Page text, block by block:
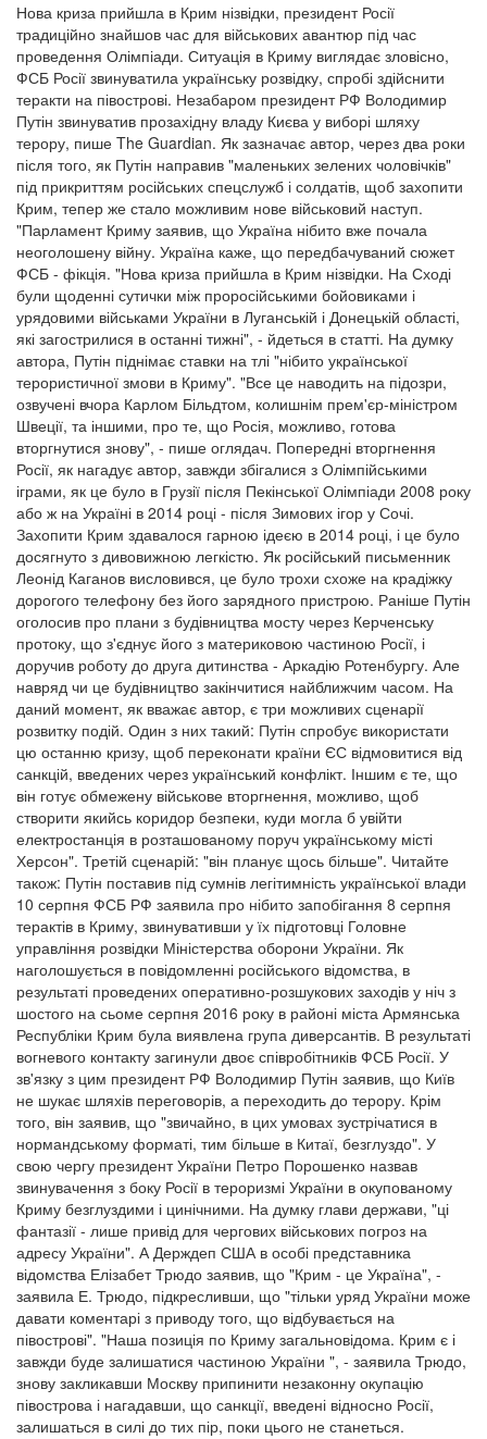
Нова криза прийшла в Крим нізвідки, президент Росії
традиційно знайшов час для військових авантюр під час
проведення Олімпіади. Ситуація в Криму виглядає зловісно,
ФСБ Росії звинуватила українську розвідку, спробі здійснити
теракти на півострові. Незабаром президент РФ Володимир
Путін звинуватив прозахідну владу Києва у виборі шляху
терору, пише The Guardian. Як зазначає автор, через два роки
після того, як Путін направив "маленьких зелених чоловічків"
під прикриттям російських спецслужб і солдатів, щоб захопити
Крим, тепер же стало можливим нове військовий наступ.
"Парламент Криму заявив, що Україна нібито вже почала
неоголошену війну. Україна каже, що передбачуваний сюжет
ФСБ - фікція. "Нова криза прийшла в Крим нізвідки. На Сході
були щоденні сутички між проросійськими бойовиками і
урядовими військами України в Луганській і Донецькій області,
які загострилися в останні тижні", - йдеться в статті. На думку
автора, Путін піднімає ставки на тлі "нібито української
терористичної змови в Криму". "Все це наводить на підозри,
озвучені вчора Карлом Більдтом, колишнім прем'єр-міністром
Швеції, та іншими, про те, що Росія, можливо, готова
вторгнутися знову", - пише оглядач. Попередні вторгнення
Росії, як нагадує автор, завжди збігалися з Олімпійськими
іграми, як це було в Грузії після Пекінської Олімпіади 2008 року
або ж на Україні в 2014 році - після Зимових ігор у Сочі.
Захопити Крим здавалося гарною ідеєю в 2014 році, і це було
досягнуто з дивовижною легкістю. Як російський письменник
Леонід Каганов висловився, це було трохи схоже на крадіжку
дорогого телефону без його зарядного пристрою. Раніше Путін
оголосив про плани з будівництва мосту через Керченську
протоку, що з'єднує його з материковою частиною Росії, і
доручив роботу до друга дитинства - Аркадію Ротенбургу. Але
навряд чи це будівництво закінчитися найближчим часом. На
даний момент, як вважає автор, є три можливих сценарії
розвитку подій. Один з них такий: Путін спробує використати
цю останню кризу, щоб переконати країни ЄС відмовитися від
санкцій, введених через український конфлікт. Іншим є те, що
він готує обмежену військове вторгнення, можливо, щоб
створити якийсь коридор безпеки, куди могла б увійти
електростанція в розташованому поруч українському місті
Херсон". Третій сценарій: "він планує щось більше". Читайте
також: Путін поставив під сумнів легітимність української влади
10 серпня ФСБ РФ заявила про нібито запобігання 8 серпня
терактів в Криму, звинувативши у їх підготовці Головне
управління розвідки Міністерства оборони України. Як
наголошується в повідомленні російського відомства, в
результаті проведених оперативно-розшукових заходів у ніч з
шостого на сьоме серпня 2016 року в районі міста Армянська
Республіки Крим була виявлена група диверсантів. В результаті
вогневого контакту загинули двоє співробітників ФСБ Росії. У
зв'язку з цим президент РФ Володимир Путін заявив, що Київ
не шукає шляхів переговорів, а переходить до терору. Крім
того, він заявив, що "звичайно, в цих умовах зустрічатися в
нормандському форматі, тим більше в Китаї, безглуздо". У
свою чергу президент України Петро Порошенко назвав
звинувачення з боку Росії в тероризмі України в окупованому
Криму безглуздими і цинічними. На думку глави держави, "ці
фантазії - лише привід для чергових військових погроз на
адресу України". А Держдеп США в особі представника
відомства Елізабет Трюдо заявив, що "Крим - це Україна", -
заявила Е. Трюдо, підкресливши, що "тільки уряд України може
давати коментарі з приводу того, що відбувається на
півострові". "Наша позиція по Криму загальновідома. Крим є і
завжди буде залишатися частиною України ", - заявила Трюдо,
знову закликавши Москву припинити незаконну окупацію
півострова і нагадавши, що санкції, введені відносно Росії,
залишаться в силі до тих пір, поки цього не станеться.